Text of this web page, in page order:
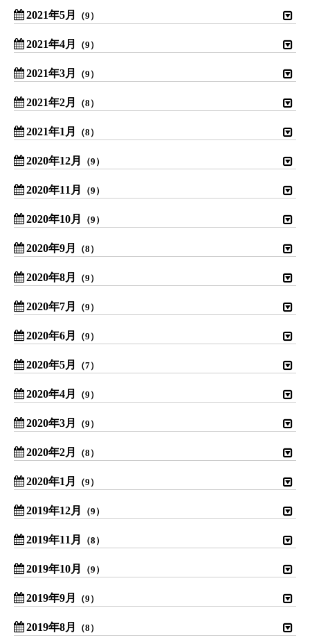
2021年5月 （9）
2021年4月 （9）
2021年3月 （9）
2021年2月 （8）
2021年1月 （8）
2020年12月 （9）
2020年11月 （9）
2020年10月 （9）
2020年9月 （8）
2020年8月 （9）
2020年7月 （9）
2020年6月 （9）
2020年5月 （7）
2020年4月 （9）
2020年3月 （9）
2020年2月 （8）
2020年1月 （9）
2019年12月 （9）
2019年11月 （8）
2019年10月 （9）
2019年9月 （9）
2019年8月 （8）